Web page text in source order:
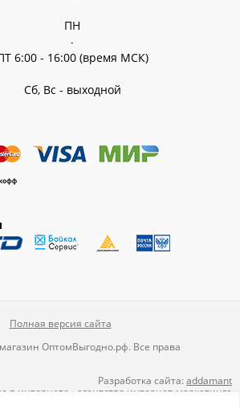
ПН
-
6:00 - 16:00 (время МСК)
Сб, Вс - выходной
Полная версия сайта
ОптомВыгодно.рф. Все права
Разработка сайта: addamant
в интернете
агентство интернет-маркетинга